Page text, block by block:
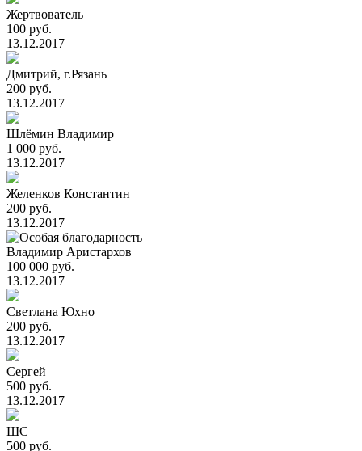
Жертвователь
100 руб.
13.12.2017
Дмитрий, г.Рязань
200 руб.
13.12.2017
Шлёмин Владимир
1 000 руб.
13.12.2017
Желенков Константин
200 руб.
13.12.2017
Владимир Аристархов
100 000 руб.
13.12.2017
Светлана Юхно
200 руб.
13.12.2017
Сергей
500 руб.
13.12.2017
ШС
500 руб.